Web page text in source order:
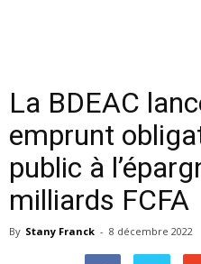
La BDEAC
emprunt
public à
milliards FCFA
By Stany Franck - 8 décembre 2022